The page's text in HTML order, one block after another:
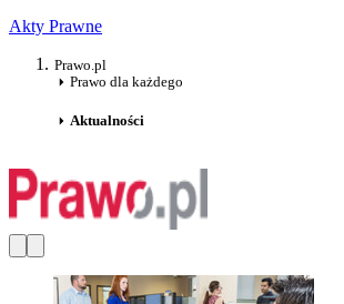
Akty Prawne
Prawo.pl
Prawo dla każdego
Aktualności